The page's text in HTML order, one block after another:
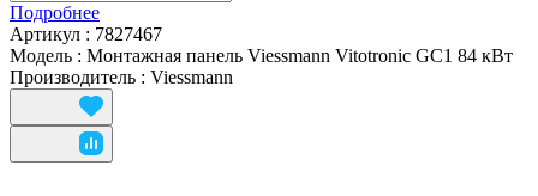
Подробнее
Артикул : 7827467
Модель : Монтажная панель Viessmann Vitotronic GC1 84 кВт
Производитель : Viessmann